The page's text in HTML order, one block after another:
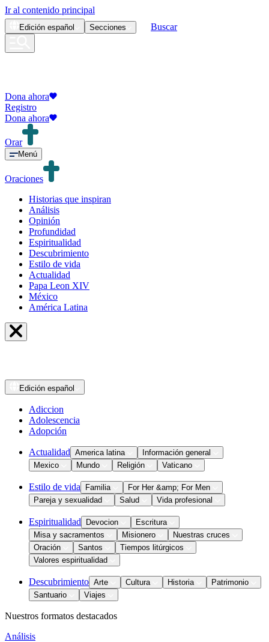
Ir al contenido principal
Edición español Secciones Buscar
Dona ahora
Registro
Dona ahora
Orar
Menú
Oraciones
Historias que inspiran
Análisis
Opinión
Profundidad
Espiritualidad
Descubrimiento
Estilo de vida
Actualidad
Papa Leon XIV
México
América Latina
Edición español
Adiccion
Adolescencia
Adopción
Actualidad America latina
Información general
Mexico
Mundo Religión Vaticano
Estilo de vida Familia
For Her &amp; For Men
Pareja y sexualidad
Salud Vida profesional
Espiritualidad Devocion
Escritura
Misa y sacramentos
Misionero
Nuestras cruces
Oración
Santos
Tiempos litúrgicos
Valores espiritualidad
Descubrimiento Arte Cultura Historia
Patrimonio
Santuario
Viajes
Nuestros formatos destacados
Análisis